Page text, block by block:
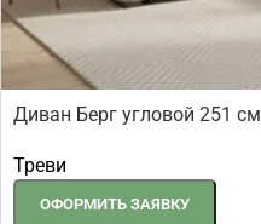
Диван Берг угловой 251 см
Треви
ОФОРМИТЬ ЗАЯВКУ